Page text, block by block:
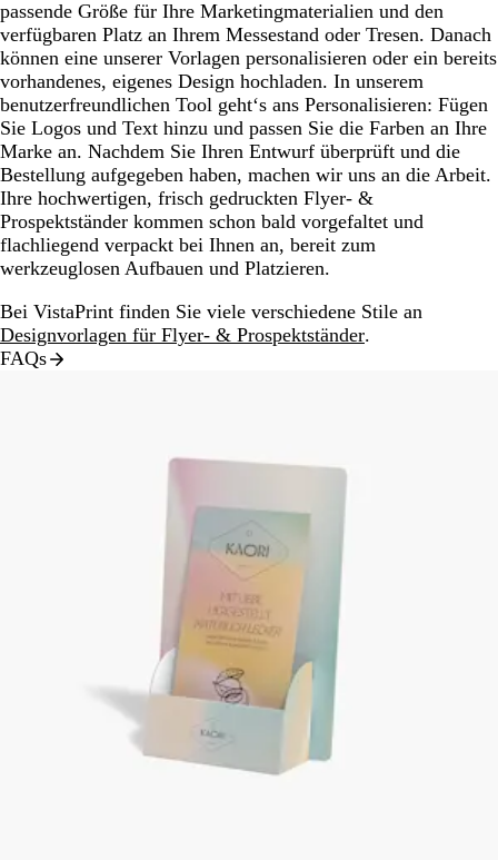
passende Größe für Ihre Marketingmaterialien und den
verfügbaren Platz an Ihrem Messestand oder Tresen. Danach
können eine unserer Vorlagen personalisieren oder ein bereits
vorhandenes, eigenes Design hochladen. In unserem
benutzerfreundlichen Tool geht‘s ans Personalisieren: Fügen
Sie Logos und Text hinzu und passen Sie die Farben an Ihre
Marke an. Nachdem Sie Ihren Entwurf überprüft und die
Bestellung aufgegeben haben, machen wir uns an die Arbeit.
Ihre hochwertigen, frisch gedruckten Flyer- &
Prospektständer kommen schon bald vorgefaltet und
flachliegend verpackt bei Ihnen an, bereit zum
werkzeuglosen Aufbauen und Platzieren.
Bei VistaPrint finden Sie viele verschiedene Stile an
Designvorlagen für Flyer- & Prospektständer.
FAQs